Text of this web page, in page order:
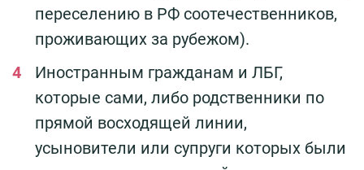
переселению в РФ соотечественников,
проживающих за рубежом).
Иностранным гражданам и ЛБГ,
которые сами, либо родственники по
прямой восходящей линии,
усыновители или супруги которых были